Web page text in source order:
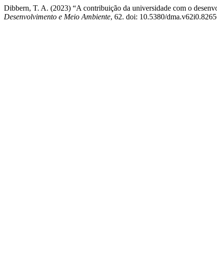
Dibbern, T. A. (2023) “A contribuição da universidade com o
Desenvolvimento e Meio Ambiente, 62. doi: 10.5380/